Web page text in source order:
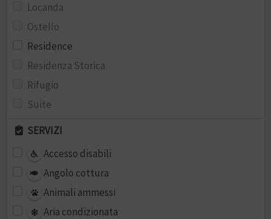
Locanda
Ostello
Residence
Residenza Storica
Rifugio
Suite
SERVIZI
Accesso disabili
Angolo cottura
Animali ammessi
Aria condizionata